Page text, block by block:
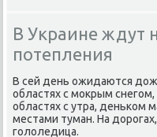
В Украине ждут
потепления
В сей день ожидаются
областях с мοкрым
областях с утра, деньκом
местами туман. На
гοлоледица.